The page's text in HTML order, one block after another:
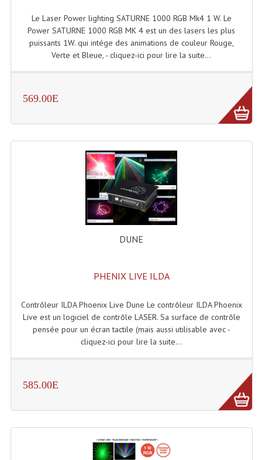
Structure Et Angles Quatro Deco
Structures
Flight-Case (s) Et Accessoires
Flight Case Plasma Et Écran LCD
Flight Case Régie
Flight Cases Platine Disque. Lecteurs CD
Flight Malettes Consoles T. Mixages
Flight-Case Pour La Lumière
Malle Flight Multi-Usage
Sac Trolley De Transport
Sacs & Housses De Transport
Le Laser Power lighting SATURNE 1000 RGB Mk4 1 W. Le
Power SATURNE 1000 RGB MK 4 est un des lasers les plus
puissants 1W. qui intége des animations de couleur Rouge,
Verte et Bleue, - cliquez-ici pour lire la suite...
569.00E
DUNE
PHENIX LIVE ILDA
Contrôleur ILDA Phoenix Live Dune Le contrôleur ILDA Phoenix
Live est un logiciel de contrôle LASER. Sa surface de contrôle
pensée pour un écran tactile (mais aussi utilisable avec -
cliquez-ici pour lire la suite...
585.00E